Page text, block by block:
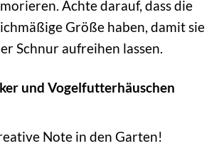
Achte darauf, dass die
Größe haben, damit sie
Schnur aufreihen lassen.
und Vogelfutterhäuschen
Note in den Garten!